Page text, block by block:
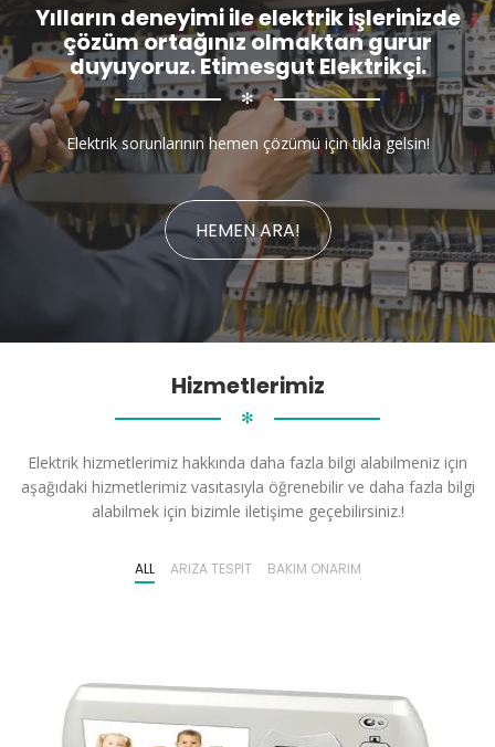
Yılların deneyimi ile elektrik işlerinizde
çözüm ortağınız olmaktan gurur
duyuyoruz. Etimesgut Elektrikçi.
✻
Elektrik sorunlarının hemen çözümü için tıkla gelsin!
HEMEN ARA!
Hizmetlerimiz
✻
Elektrik hizmetlerimiz hakkında daha fazla bilgi alabilmeniz için
aşağıdaki hizmetlerimiz vasıtasıyla öğrenebilir ve daha fazla bilgi
alabilmek için bizimle iletişime geçebilirsiniz.!
ALL ARIZA TESPIT BAKIM ONARIM